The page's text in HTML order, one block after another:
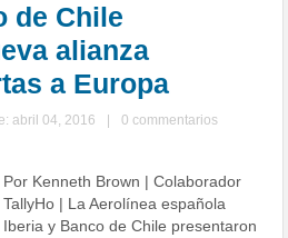
de Chile
alianza
a Europa
abril 04, 2016
0 commentarios
Por Kenneth Brown | Colaborador
TallyHo | La Aerolínea española
Iberia y Banco de Chile presentaron